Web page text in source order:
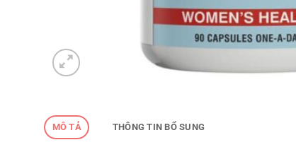
MÔ TẢ THÔNG TIN BỔ SUNG